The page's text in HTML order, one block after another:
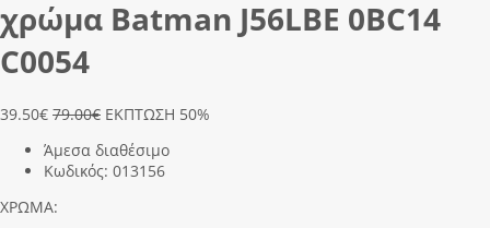
χρώμα Batman J56LΒΕ 0ΒC14
C0054
39.50€ 79.00€ ΕΚΠΤΩΣΗ 50%
Άμεσα διαθέσιμο
Κωδικός: 013156
ΧΡΩΜΑ: